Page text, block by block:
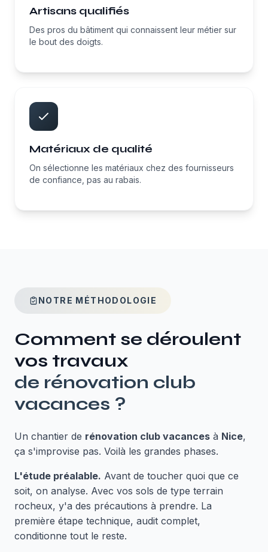
Artisans qualifiés
Des pros du bâtiment qui connaissent leur métier sur
le bout des doigts.
Matériaux de qualité
On sélectionne les matériaux chez des fournisseurs
de confiance, pas au rabais.
NOTRE MÉTHODOLOGIE
Comment se déroulent
vos travaux
de rénovation club
vacances ?
Un chantier de rénovation club vacances à Nice,
ça s'improvise pas. Voilà les grandes phases.
L'étude préalable. Avant de toucher quoi que ce
soit, on analyse. Avec vos sols de type terrain
rocheux, y'a des précautions à prendre. La
première étape technique, audit complet,
conditionne tout le reste.